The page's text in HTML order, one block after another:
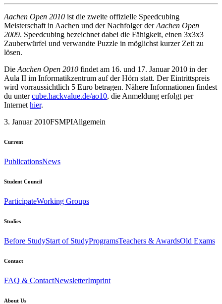
Aachen Open 2010 ist die zweite offizielle Speedcubing
Meisterschaft in Aachen und der Nachfolger derAachen Open
2009. Speedcubing bezeichnet dabei die Fähigkeit, einen 3x3x3
Zauberwürfel und verwandte Puzzle in möglichst kurzer Zeit zu
lösen.
Die Aachen Open 2010 findet am 16. und 17. Januar 2010 in der
Aula II im Informatikzentrum auf der Hörn statt. Der Eintrittspreis
wird vorraussichtlich 5 Euro betragen. Nähere Informationen findest
du untercube.hackvalue.de/ao10, die Anmeldung erfolgt per
Internet hier.
3. Januar 2010FSMPIAllgemein
Current
PublicationsNews
Student Council
ParticipateWorking Groups
Studies
Before StudyStart of StudyProgramsTeachers & AwardsOld Exams
Contact
FAQ & ContactNewsletterImprint
About Us